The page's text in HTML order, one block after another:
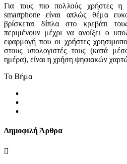
Για τους πιο πολλούς χρήστες η
smartphone είναι απλώς θέμα
βρίσκεται δίπλα στο κρεβάτι
περιμένουν μέχρι να ανοίξει ο
εφαρμογή που οι χρήστες
στους υπολογιστές τους (κατά
ημέρα), είναι η χρήση ψηφιακών
Το Βήμα
Δημοφιλή Άρθρα